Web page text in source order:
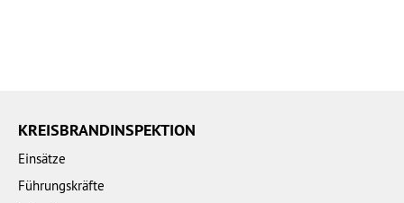
KREISBRANDINSPEKTION
Einsätze
Führungskräfte